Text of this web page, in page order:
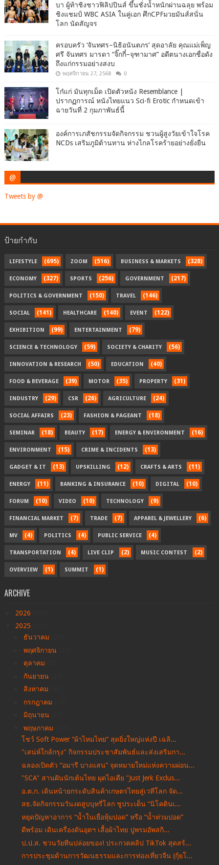
บา ผู้ท้าชิงชาวฟิลิปปินส์ ขึ้นชั่งน้ำหนักผ่านฉลุย พร้อม
ชิงแชมป์ WBC ASIA ในคู่เอก ศึกCPFมวยมันส์สนั่น
โลก นัดสัญจร
ครอบครัว ‘จันทศร–นิธิอนันตภร’ สุดอาลัย คุณแม่เพ็ญ
ศรี จันทศร มารดา “จิ๊กกี๋–จุฑามาศ” อดีตนางเอกชื่อดัง
ถึงแก่กรรมอย่างสงบ
พฤศจิกายน 27, 2568 0
โก๋แก่ มันทุกเม็ด เปิดตัวหนัง Resemblance |
ปรากฏการณ์ หนังไทยแนว Sci-fi Erotic กำหนดเข้า
ฉายวันที่ 2 กุมภาพันธ์นี้
องค์การเภสัชกรรมจัดกิจกรรม ชวนผู้สูงวัยเข้าใจโรค
NCDs เสริมภูมิต้านทาน ห่างไกลโรคร้ายอย่างยั่งยืน
@
Tweets by @
ป้ายกำกับ
LIFESTYLE (695) ZOOM (516) BUSINESS & MARKETS (328)
ECONOMY (327) SPORTS (256) GOVERNMENT (217)
POLITICS & GOVERNMENT (150) TRAVEL (146)
SOCIAL (141) HEALTHCARE (140) EVENT (122)
EXHIBITION (99) ENTERTAINMENT (79)
SCIENCE & TECHNOLOGY (59) SOCIETY & CHARITY (56)
INNOVATION & RESEARCH (50) EDUCATION (40)
FOOD & BEVERAGE (39) MOTOR (35) PROPERTY (31)
INDUSTRY (29) CSR (26) AGRICULTURE (24)
SOCIAL AFFAIRS (23) FASHION & PAGEANT (18)
SEMINAR (18) BEAUTY (17) ENERGY & ENVIRONMENT (16)
ENVIRONMENT (15) CRIME & INCIDENTS (13)
GADGET & IT (13) UPSKILLING (12) CRAFTS & ARTS (11)
ENERGY (11) BANKING & INSURANCE (10) DIGITAL (10)
FORUM (10) VIDEO (10) TECHNOLOGY (9)
FINANCIAL MARKET (7) TRADE (7) APPAREL & JEWELLERY (6)
MV (4) POLITICS (4) PUBLIC SERVICE (4)
TRANSPORTATION (4) LIVE CLIP (2) MUSIC CONTEST (2)
OVERVIEW (1) SUMMIT (1)
ARCHIVE
2026
2025
ธันวาคม
พฤศจิกายน
ตุลาคม
กันยายน
สิงหาคม
กรกฎาคม
มิถุนายน
พฤษภาคม
โชว์ Soft Power “ผ้าไหมไทย” สุดยิ่งใหญ่แห่งปี เฉลิ...
"เสน่ห์ใกล้กรุง" กิจกรรมประชาสัมพันธ์และส่งเสริมกา...
ฉลองเปิดตัว “อมารี บางแสน” จุดหมายใหม่แห่งความผ่อน...
"SCA" สานฝันนักเต้นไทย ผุดไอเดีย "Just Jerk Exclus...
อ.ต.ก. เดินหน้ายกระดับสินค้าเกษตรไทยสู่เวทีโลก จัด...
สธ.จัดกิจกรรมวันงดสูบบุหรี่โลก ชูประเด็น “นิโคตินเ...
หยุดปัญหาอาการ “น้ำในเยื่อหุ้มปอด” หรือ “น้ำท่วมปอด”
ดีพร้อม เดินเครื่องดันอุตฯ เสื้อผ้าไทย ปูพรมอัพสกิ...
ป.ป.ส. ชวนวัยทีนปล่อยของ! ประกวดคลิป TikTok สุดสร้...
การประชุมด้านการวัฒนธรรมและการท่องเที่ยวจีน (กุ้ยโ...